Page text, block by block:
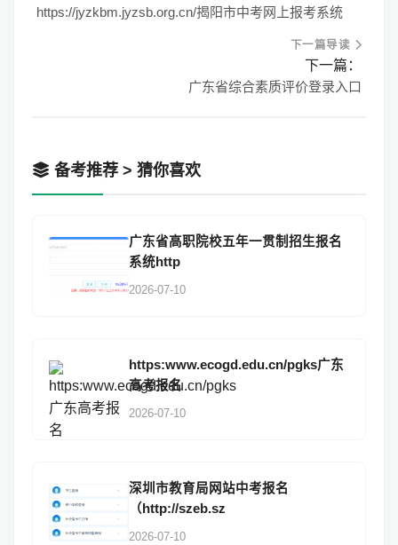
https://jyzkbm.jyzsb.org.cn/揭阳市中考网上报考系统
下一篇导读
下一篇：
广东省综合素质评价登录入口
备考推荐 > 猜你喜欢
广东省高职院校五年一贯制招生报名
系统http
2026-07-10
https:www.ecogd.edu.cn/pgks广东
高考报名
2026-07-10
深圳市教育局网站中考报名
（http://szeb.sz
2026-07-10